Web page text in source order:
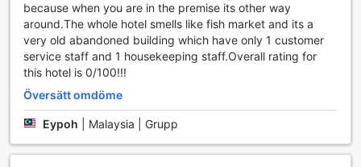
området.
För extra bekvämlighet erbjuder hotellet daglig städning
och möjlighet att förvara ditt bagage, vilket ger dig frihet
att utforska Hat Yai utan att behöva bära runt på tunga
väskor. Om du har en plötslig hunger finns det en automat
och en närbutik på plats där du kan hitta snacks och
drycker dygnet runt. Oavsett om du reser i tjänsten eller för
nöjes skull, gör dessa faciliteter på The Train Hotel Hatyai
because when you are in the premise its other way
around.The whole hotel smells like fish market and its a
very old abandoned building which have only 1 customer
service staff and 1 housekeeping staff.Overall rating for
this hotel is 0/100!!!
Översätt omdöme
Eypoh Malaysia | Grupp